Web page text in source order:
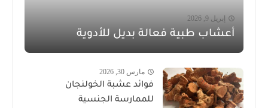
إبريل 9, 2026
أعشاب طبية فعالة بديل للأدوية
مارس 30, 2026
فوائد عشبة الخولنجان
للممارسة الجنسية